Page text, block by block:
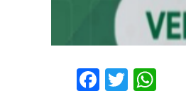
Facebook
Twitter